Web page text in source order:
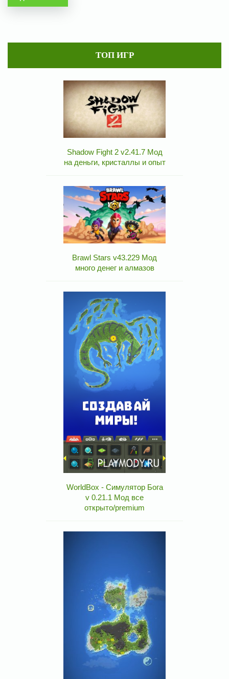
ТОП ИГР
Shadow Fight 2 v2.41.7 Мод
на деньги, кристаллы и опыт
Brawl Stars v43.229 Мод
много денег и алмазов
WorldBox - Симулятор Бога
v 0.21.1 Мод все
открыто/premium